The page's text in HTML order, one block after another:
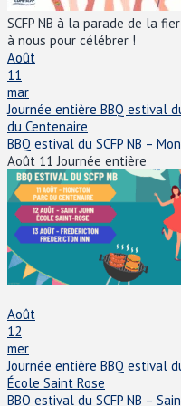
SCFP NB à la parade de la
à nous pour célébrer !
Août
11
mar
Journée entière BBQ estival
du Centenaire
BBQ estival du SCFP NB –
Août 11Journée entière
Août
12
mer
Journée entière BBQ estival
École Saint Rose
BBQ estival du SCFP NB –